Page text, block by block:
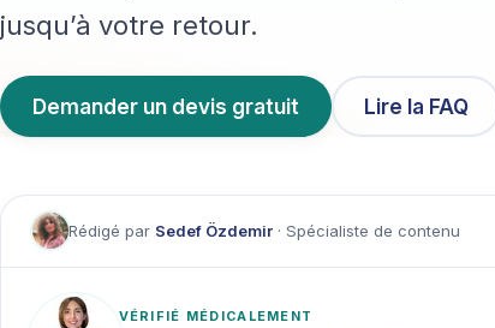
jusqu’à votre retour.
Demander un devis gratuit Lire la FAQ
Rédigé par Sedef Özdemir· Spécialiste de contenu
VÉRIFIÉ MÉDICALEMENT